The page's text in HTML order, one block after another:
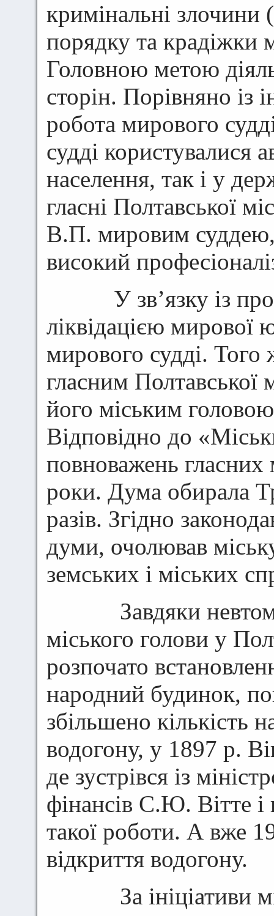
кримінальні
порядку та крадіжки
Головною метою
сторін. Порівняно із
робота мирового
судді користувалися
населення, так і у
гласні Полтавської
В.П. мировим суддею,
високий
У зв’язку із
ліквідацією
мирового судді.
гласним Полтавської
його міським
Відповідно до
повноважень гласних
роки. Дума обирала
разів. Згідно
думи, очолював
земських і міських
Завдяки
міського голови у
розпочато
народний будинок,
збільшено
водогону, у 1897 р.
де зустрівся із
фінансів С.Ю. Вітте і
такої роботи. А вже
відкриття водогону.
За ініціативи